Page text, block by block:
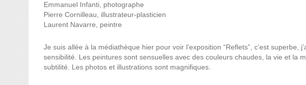
Emmanuel Infanti, photographe
Pierre Cornilleau, illustrateur-plasticien
Laurent Navarre, peintre
Je suis allée à la médiathèque hier pour voir l’exposition “Reflets”, c’est superbe,
sensibilité. Les peintures sont sensuelles avec des couleurs chaudes, la vie et la
subtilité. Les photos et illustrations sont magnifiques.